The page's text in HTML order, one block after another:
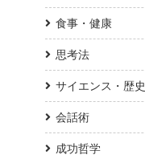
食事・健康
思考法
サイエンス・歴史
会話術
成功哲学